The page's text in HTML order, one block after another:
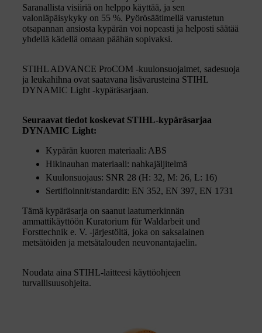
Saranallista visiiriä on helppo käyttää, ja sen
valonläpäisykyky on 55 %. Pyörösäätimellä varustetun
otsapannan ansiosta kypärän voi nopeasti ja helposti säätää
yhdellä kädellä omaan päähän sopivaksi.
STIHL ADVANCE ProCOM -kuulonsuojaimet, sadesuoja
ja leukahihna ovat saatavana lisävarusteina STIHL
DYNAMIC Light -kypäräsarjaan.
Seuraavat tiedot koskevat STIHL-kypäräsarjaa
DYNAMIC Light:
Kypärän kuoren materiaali: ABS
Hikinauhan materiaali: nahkajäljitelmä
Kuulonsuojaus: SNR 28 (H: 32, M: 26, L: 16)
Sertifioinnit/standardit: EN 352, EN 397, EN 1731
Tämä kypäräsarja on saanut laatumerkinnän
ammattikäyttöön Kuratorium für Waldarbeit und
Forsttechnik e. V. -järjestöltä, joka on saksalainen
metsätöiden ja metsätalouden neuvonantajaelin.
Noudata aina STIHL-laitteesi käyttöohjeen
turvallisuusohjeita.